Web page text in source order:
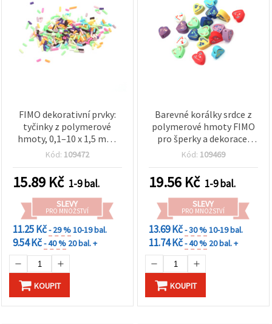
FIMO dekorativní prvky:
tyčinky z polymerové
hmoty, 0,1–10 x 1,5 mm,
mix barev, 20 g
Kód: 109472
15.89 Kč 1-9 bal.
SLEVY
PRO MNOŽSTVÍ
11.25 Kč- 29 %10-19 bal.
9.54 Kč- 40 % 20 bal. +
KOUPIT
Barevné korálky srdce z
polymerové hmoty FIMO
pro šperky a dekorace,
10×5 mm, průvlek 2 mm,
Kód: 109469
19.56 Kč 1-9 bal.
SLEVY
PRO MNOŽSTVÍ
13.69 Kč- 30 %10-19 bal.
11.74 Kč- 40 % 20 bal. +
KOUPIT